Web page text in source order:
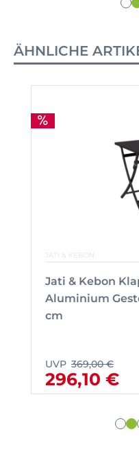
ÄHNLICHE
JATI & KEBON
Jati & Kebon
Aluminium
cm
UVP 369,00 €
296,10 €